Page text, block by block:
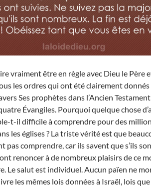
vraiment être en règle avec Dieu le Père
les ordres qui ont été clairement donnés
Ses prophètes dans l’Ancien
Évangiles. Pourquoi quelque chose
t-il difficile à comprendre pour des
les églises ? La triste vérité est que
pas comprendre, car ils savent que s’ils
renoncer à de nombreux plaisirs de ce
Le salut est individuel. Aucun païen ne
les mêmes lois données à Israël, lois